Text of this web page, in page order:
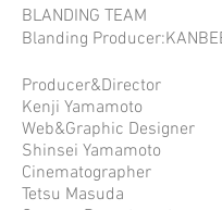
BLANDING TEAM
Blanding
Producer&Director
Kenji Yamamoto
Web&Graphic Designer
Shinsei Yamamoto
Cinematographer
Tetsu Masuda